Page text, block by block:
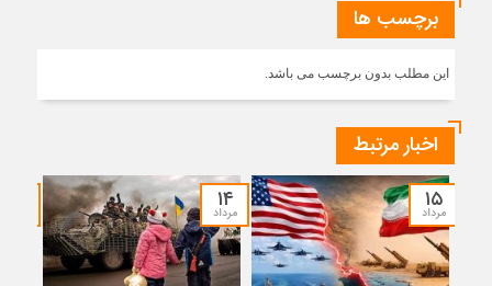
برچسب ها
این مطلب بدون برچسب می باشد.
اخبار مرتبط
۱۵
مرداد ۱۴
مرداد